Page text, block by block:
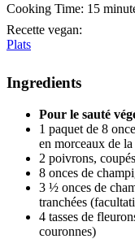
Cooking Time: 15
Recette vegan:
Plats
Ingredients
Pour le sauté
1 paquet de 8
en morceaux de
2 poivrons,
8 onces de
3 ½ onces de
tranchées
4 tasses de
couronnes)